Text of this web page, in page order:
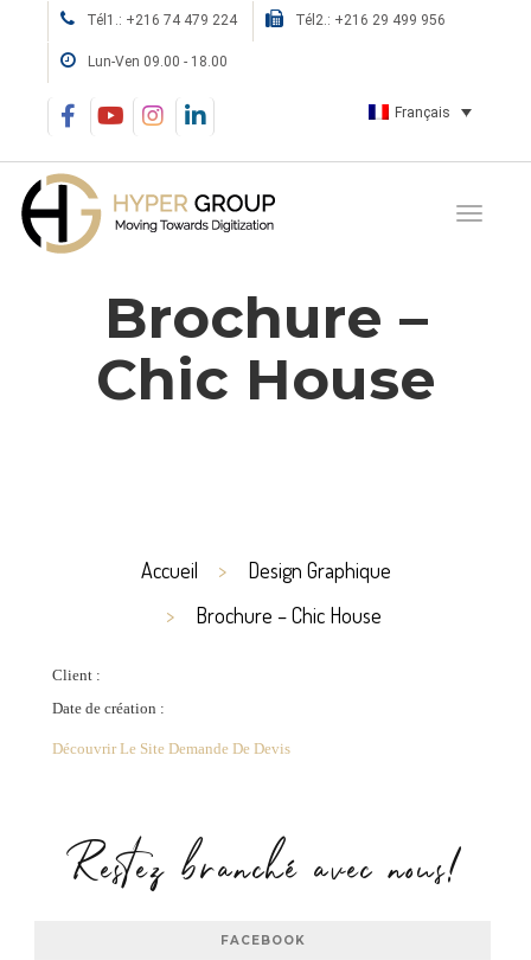
Tél1.: +216 74 479 224 Tél2.: +216 29 499 956
Lun-Ven 09.00 - 18.00
Français
Brochure –
Chic House
Accueil
Design Graphique
Brochure – Chic House
Client :
Date de création :
Découvrir Le Site Demande De Devis
Restez branché avec nous!
FACEBOOK